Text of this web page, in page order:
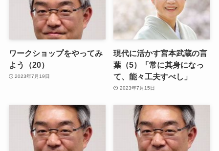
ワークショップをやってみ
よう（20）
2023年7月19日
現代に活かす宮本武蔵の言
葉（5）「常に其身になっ
て、能々工夫すべし」
2023年7月15日